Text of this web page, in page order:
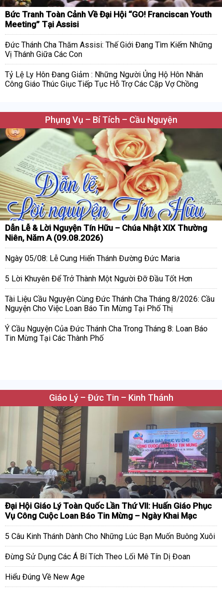
Bức Tranh Toàn Cảnh Về Đại Hội “GO! Franciscan Youth
Meeting” Tại Assisi
Đức Thánh Cha Thăm Assisi: Thế Giới Đang Tìm Kiếm Những
Vị Thánh Giữa Các Con
Tỷ Lệ Ly Hôn Đang Giảm : Những Người Ủng Hộ Hôn Nhân
Công Giáo Thúc Giục Tiếp Tục Hỗ Trợ Các Cặp Vợ Chồng
Phụng Vụ – Bí Tích – Cầu Nguyện
Dẫn Lễ & Lời Nguyện Tín Hữu – Chúa Nhật XIX Thường
Niên, Năm A (09.08.2026)
Ngày 05/08: Lễ Cung Hiến Thánh Đường Đức Maria
5 Lời Khuyên Để Trở Thành Một Người Đỡ Đầu Tốt Hơn
Tài Liệu Cầu Nguyện Cùng Đức Thánh Cha Tháng 8/2026: Cầu
Nguyện Cho Việc Loan Báo Tin Mừng Tại Phố Thị
Ý Cầu Nguyện Của Đức Thánh Cha Trong Tháng 8: Loan Báo
Tin Mừng Tại Các Thành Phố
Giáo Lý – Đức Tin – Kinh Thánh
Đại Hội Giáo Lý Toàn Quốc Lần Thứ VII: Huấn Giáo Phục
Vụ Công Cuộc Loan Báo Tin Mừng – Ngày Khai Mạc
5 Câu Kinh Thánh Dành Cho Những Lúc Bạn Muốn Buông Xuôi
Đừng Sử Dụng Các Á Bí Tích Theo Lối Mê Tín Dị Đoan
Hiểu Đúng Về New Age